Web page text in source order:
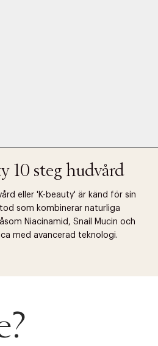
10 steg hudvård
eller 'K-beauty' är känd för sin
som kombinerar naturliga
Niacinamid, Snail Mucin och
med avancerad teknologi.